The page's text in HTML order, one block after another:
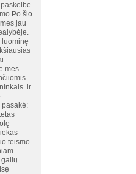
šio
jau
luominę
mes
ir
teismo